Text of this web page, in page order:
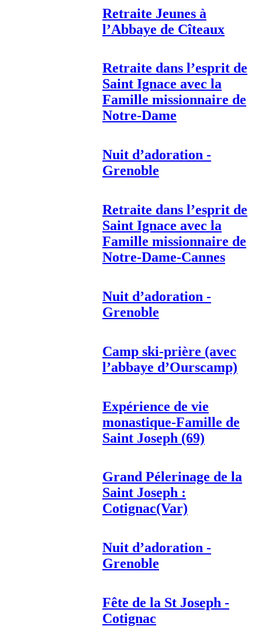
Retraite Jeunes à
l’Abbaye de Cîteaux
Retraite dans l’esprit de
Saint Ignace avec la
Famille missionnaire de
Notre-Dame
Nuit d’adoration -
Grenoble
Retraite dans l’esprit de
Saint Ignace avec la
Famille missionnaire de
Notre-Dame-Cannes
Nuit d’adoration -
Grenoble
Camp ski-prière (avec
l’abbaye d’Ourscamp)
Expérience de vie
monastique-Famille de
Saint Joseph (69)
Grand Pélerinage de la
Saint Joseph :
Cotignac(Var)
Nuit d’adoration -
Grenoble
Fête de la St Joseph -
Cotignac